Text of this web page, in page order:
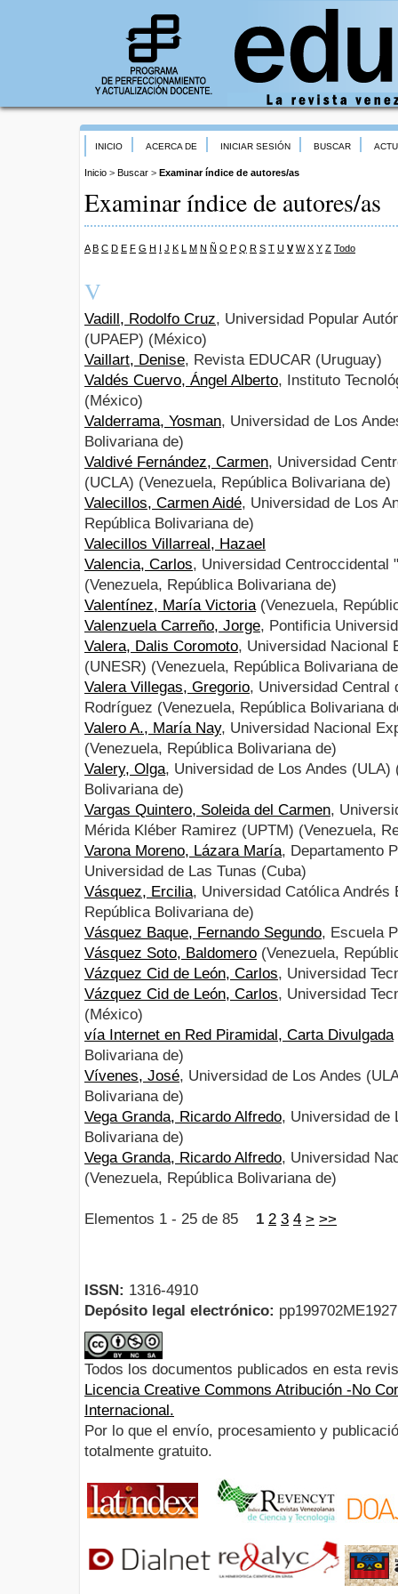
INICIO ACERCA DE INICIAR SESIÓN BUSCAR
Inicio > Buscar > Examinar índice de autores/as
Examinar índice de autores/as
A B C D E F G H I J K L M N Ñ O P Q R S T U V W X Y Z Todo
V
Vadill, Rodolfo Cruz, Universidad Popular
(UPAEP) (México)
Vaillart, Denise, Revista EDUCAR (Uruguay)
Valdés Cuervo, Ángel Alberto, Instituto
(México)
Valderrama, Yosman, Universidad de Los
Bolivariana de)
Valdivé Fernández, Carmen, Universidad
(UCLA) (Venezuela, República Bolivariana de)
Valecillos, Carmen Aidé, Universidad de Los
República Bolivariana de)
Valecillos Villarreal, Hazael
Valencia, Carlos, Universidad Centroccidental
(Venezuela, República Bolivariana de)
Valentínez, María Victoria(Venezuela,
Valenzuela Carreño, Jorge, Pontificia
Valera, Dalis Coromoto, Universidad Nacional
(UNESR) (Venezuela, República Bolivariana
Valera Villegas, Gregorio, Universidad Central
Rodríguez (Venezuela, República Bolivariana
Valero A., María Nay, Universidad Nacional
(Venezuela, República Bolivariana de)
Valery, Olga, Universidad de Los Andes (ULA)
Bolivariana de)
Vargas Quintero, Soleida del Carmen,
Mérida Kléber Ramirez (UPTM) (Venezuela,
Varona Moreno, Lázara María, Departamento
Universidad de Las Tunas (Cuba)
Vásquez, Ercilia, Universidad Católica Andrés
República Bolivariana de)
Vásquez Baque, Fernando Segundo, Escuela
Vásquez Soto, Baldomero (Venezuela,
Vázquez Cid de León, Carlos, Universidad
Vázquez Cid de León, Carlos, Universidad
(México)
vía Internet en Red Piramidal, Carta Divulgada
Bolivariana de)
Vívenes, José, Universidad de Los Andes
Bolivariana de)
Vega Granda, Ricardo Alfredo, Universidad de
Bolivariana de)
Vega Granda, Ricardo Alfredo, Universidad
(Venezuela, República Bolivariana de)
Elementos 1 - 25 de 85 1 2 3 4 > >>
ISSN: 1316-4910
Depósito legal electrónico:
Todos los documentos publicados en esta
Licencia Creative Commons Atribución -No
Internacional.
Por lo que el envío, procesamiento y
totalmente gratuito.